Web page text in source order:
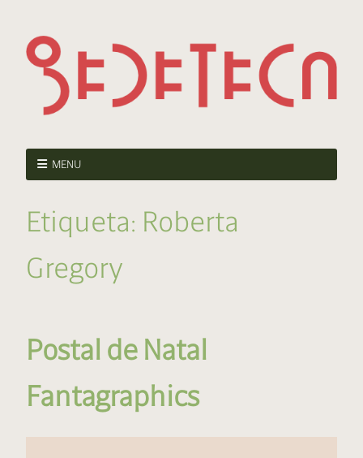
MENU
Etiqueta: Roberta
Gregory
Postal de Natal
Fantagraphics